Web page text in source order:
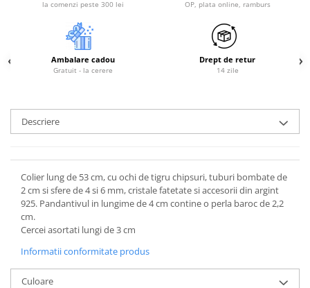
la comenzi peste 300 lei OP, plata online, ramburs
Ambalare cadou
Gratuit - la cerere
Drept de retur
14 zile
Descriere
Colier lung de 53 cm, cu ochi de tigru chipsuri, tuburi bombate de
2 cm si sfere de 4 si 6 mm, cristale fatetate si accesorii din argint
925. Pandantivul in lungime de 4 cm contine o perla baroc de 2,2
cm.
Cercei asortati lungi de 3 cm
Informatii conformitate produs
Culoare